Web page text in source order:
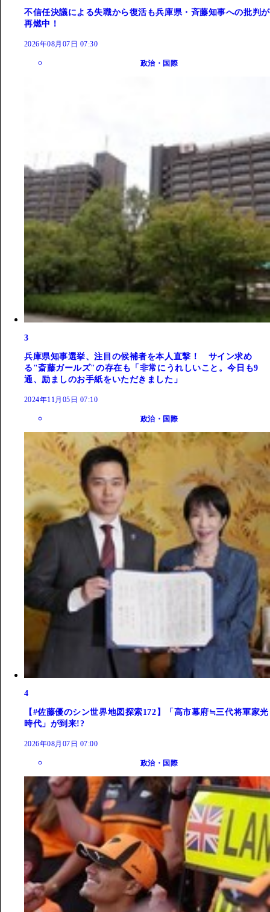
不信任決議による失職から復活も兵庫県・斉藤知事への批判が
再燃中！
2026年08月07日 07:30
政治・国際
3
兵庫県知事選挙、注目の候補者を本人直撃！ サイン求め
る"斎藤ガールズ"の存在も「非常にうれしいこと。今日も9
通、励ましのお手紙をいただきました」
2024年11月05日 07:10
政治・国際
4
【#佐藤優のシン世界地図探索172】「高市幕府≒三代将軍家光
時代」が到来!?
2026年08月07日 07:00
政治・国際